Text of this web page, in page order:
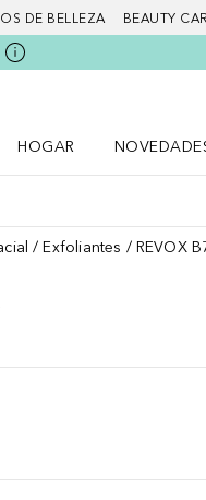
DE BELLEZA BEAUTY
HOGAR
Exfoliantes REVOX